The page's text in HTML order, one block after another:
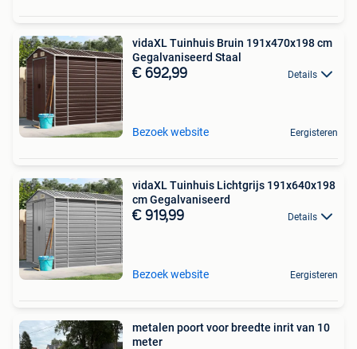
vidaXL Tuinhuis Bruin 191x470x198 cm
Gegalvaniseerd Staal
€ 692,99 Details
Bezoek website Eergisteren
vidaXL Tuinhuis Lichtgrijs 191x640x198
cm Gegalvaniseerd
€ 919,99 Details
Bezoek website Eergisteren
metalen poort voor breedte inrit van 10
meter